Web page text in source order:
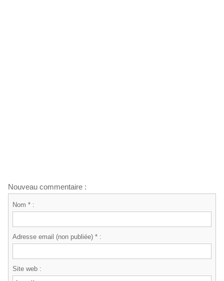
Nouveau commentaire :
Nom * :
Adresse email (non publiée) * :
Site web :